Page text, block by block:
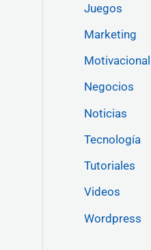
Juegos
Marketing
Motivacional
Negocios
Noticias
Tecnología
Tutoriales
Videos
Wordpress